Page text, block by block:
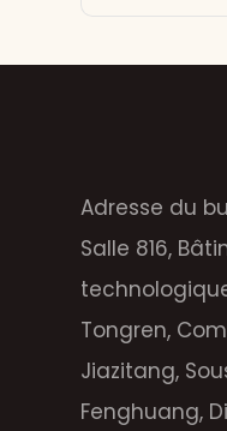
Adresse du
Salle 816,
Tongren,
Jiazitang,
Fenghuang,